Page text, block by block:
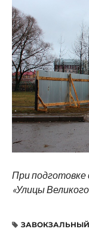
При подготовке
«Улицы